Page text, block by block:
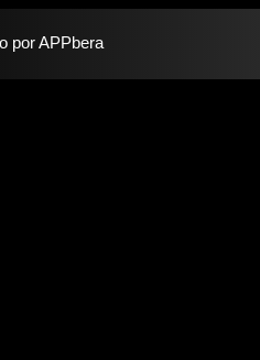
por APPbera